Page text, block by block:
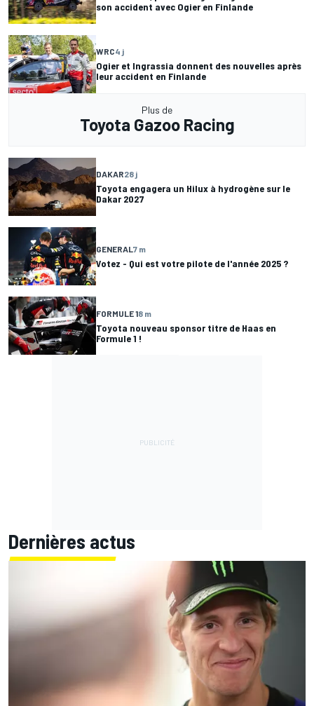
son accident avec Ogier en Finlande
WRC4 j
Ogier et Ingrassia donnent des nouvelles après
leur accident en Finlande
Plus de
Toyota Gazoo Racing
DAKAR28 j
Toyota engagera un Hilux à hydrogène sur le
Dakar 2027
GENERAL7 m
Votez - Qui est votre pilote de l'année 2025 ?
FORMULE 18 m
Toyota nouveau sponsor titre de Haas en
Formule 1 !
Dernières actus